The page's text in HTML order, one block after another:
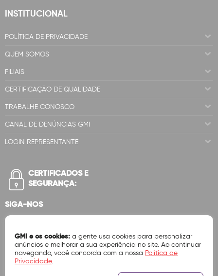
INSTITUCIONAL
POLÍTICA DE PRIVACIDADE
QUEM SOMOS
FILIAIS
CERTIFICAÇÃO DE QUALIDADE
TRABALHE CONOSCO
CANAL DE DENÚNCIAS GMI
LOGIN REPRESENTANTE
CERTIFICADOS E
SEGURANÇA:
SIGA-NOS
GMI e os cookies: a gente usa cookies para personalizar
anúncios e melhorar a sua experiência no site. Ao continuar
navegando, você concorda com a nossa Política de
Privacidade.